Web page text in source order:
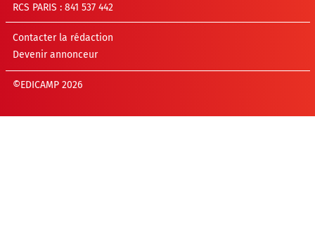
RCS PARIS : 841 537 442
Contacter la rédaction
Devenir annonceur
©EDICAMP 2026